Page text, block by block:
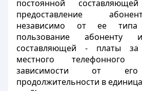
постоянной
предоставление
независимо от ее
пользование абоненту
составляющей - платы за
местного
зависимости от его
продолжительности в